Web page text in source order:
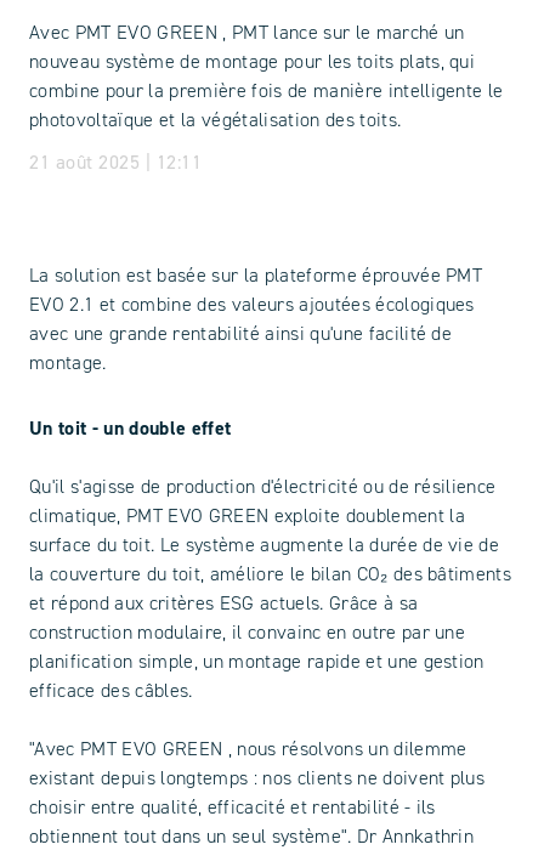
Avec PMT EVO GREEN , PMT lance sur le marché un
nouveau système de montage pour les toits plats, qui
combine pour la première fois de manière intelligente le
photovoltaïque et la végétalisation des toits.
21 août 2025 | 12:11
La solution est basée sur la plateforme éprouvée PMT
EVO 2.1 et combine des valeurs ajoutées écologiques
avec une grande rentabilité ainsi qu'une facilité de
montage.
Un toit - un double effet
Qu'il s'agisse de production d'électricité ou de résilience
climatique, PMT EVO GREEN exploite doublement la
surface du toit. Le système augmente la durée de vie de
la couverture du toit, améliore le bilan CO₂ des bâtiments
et répond aux critères ESG actuels. Grâce à sa
construction modulaire, il convainc en outre par une
planification simple, un montage rapide et une gestion
efficace des câbles.
"Avec PMT EVO GREEN , nous résolvons un dilemme
existant depuis longtemps : nos clients ne doivent plus
choisir entre qualité, efficacité et rentabilité - ils
obtiennent tout dans un seul système". Dr Annkathrin